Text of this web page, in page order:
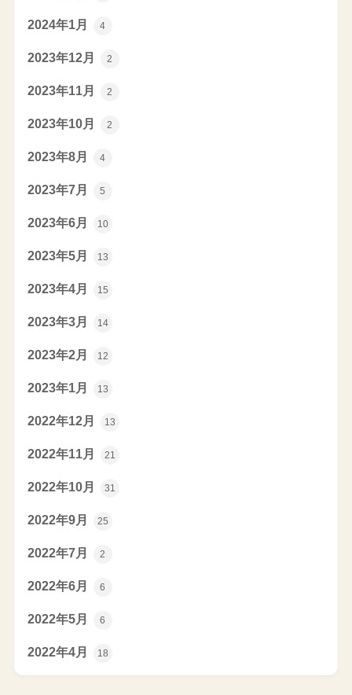
2024年1月 4
2023年12月 2
2023年11月 2
2023年10月 2
2023年8月 4
2023年7月 5
2023年6月 10
2023年5月 13
2023年4月 15
2023年3月 14
2023年2月 12
2023年1月 13
2022年12月 13
2022年11月 21
2022年10月 31
2022年9月 25
2022年7月 2
2022年6月 6
2022年5月 6
2022年4月 18